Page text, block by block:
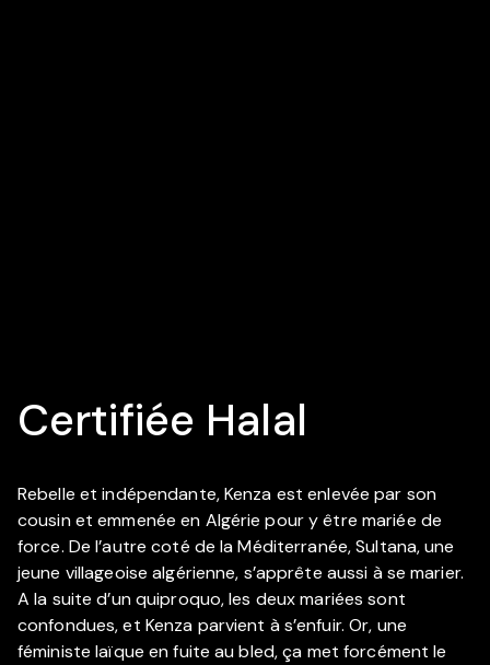
Certifiée Halal
Rebelle et indépendante, Kenza est enlevée par son
cousin et emmenée en Algérie pour y être mariée de
force. De l’autre coté de la Méditerranée, Sultana, une
jeune villageoise algérienne, s’apprête aussi à se marier.
A la suite d’un quiproquo, les deux mariées sont
confondues, et Kenza parvient à s’enfuir. Or, une
féministe laïque en fuite au bled, ça met forcément le